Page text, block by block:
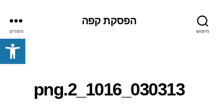
פתח סרגל נגישות
חיפוש
הפסקת קפה
תפריט
030313_1016_2.png